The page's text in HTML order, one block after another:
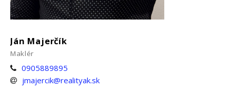
Ján Majerčík
Maklér
0905889895
jmajercik@realityak.sk